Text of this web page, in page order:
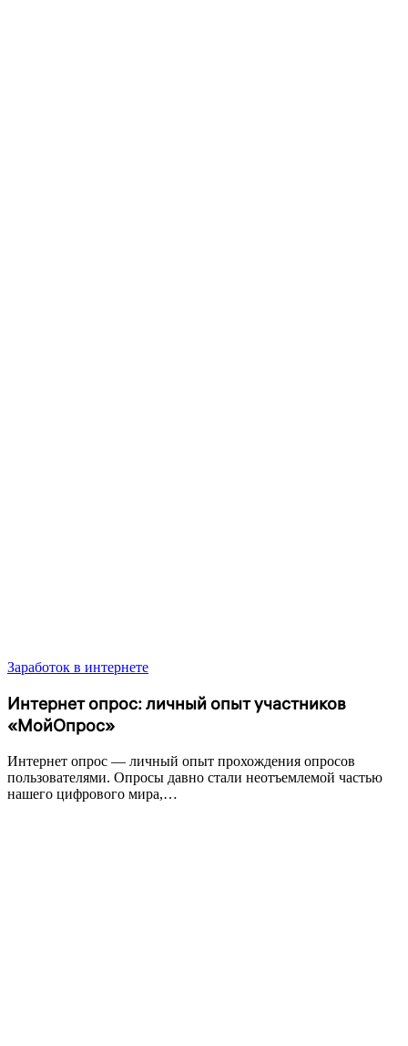
Заработок в интернете
Интернет опрос: личный опыт участников
«МойОпрос»
Интернет опрос — личный опыт прохождения опросов
пользователями. Опросы давно стали неотъемлемой частью
нашего цифрового мира,…